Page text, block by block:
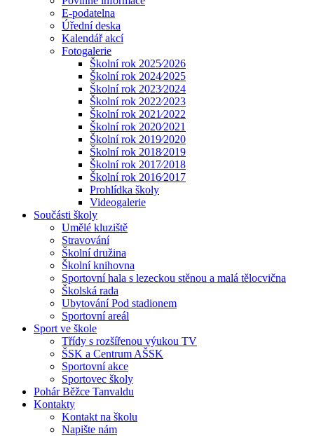
E-podatelna
Úřední deska
Kalendář akcí
Fotogalerie
Školní rok 2025⁄2026
Školní rok 2024⁄2025
Školní rok 2023⁄2024
Školní rok 2022⁄2023
Školní rok 2021⁄2022
Školní rok 2020⁄2021
Školní rok 2019⁄2020
Školní rok 2018⁄2019
Školní rok 2017⁄2018
Školní rok 2016⁄2017
Prohlídka školy
Videogalerie
Součásti školy
Umělé kluziště
Stravování
Školní družina
Školní knihovna
Sportovní hala s lezeckou stěnou a malá tělocvična
Školská rada
Ubytování Pod stadionem
Sportovní areál
Sport ve škole
Třídy s rozšířenou výukou TV
ŠSK a Centrum AŠSK
Sportovní akce
Sportovec školy
Pohár Běžce Tanvaldu
Kontakty
Kontakt na školu
Napište nám